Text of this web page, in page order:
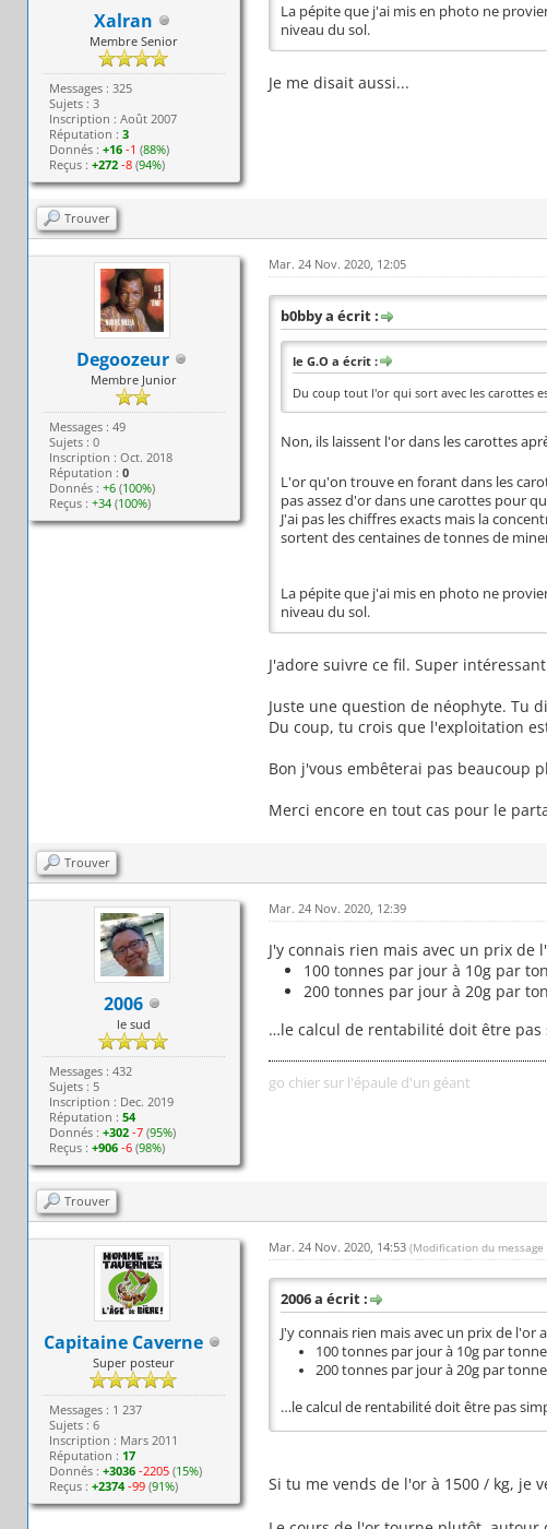
Xalran
Membre Senior
Messages : 325
Sujets : 3
Inscription : Août 2007
Réputation : 3
Donnés : +16 -1 (88%)
Reçus : +272 -8(94%)
La pépite que j'ai mis en photo ne
niveau du sol.
Je me disait aussi...
Trouver
Degoozeur
Membre Junior
Messages : 49
Sujets : 0
Inscription : Oct. 2018
Réputation : 0
Donnés : +6(100%)
Reçus : +34(100%)
Mar. 24 Nov. 2020, 12:05
b0bby a écrit :
le G.O a écrit :
Du coup tout l'or qui sort avec les carottes
Non, ils laissent l'or dans les carottes
L'or qu'on trouve en forant dans les
pas assez d'or dans une carottes pour
J'ai pas les chiffres exacts mais la
sortent des centaines de tonnes de
La pépite que j'ai mis en photo ne
niveau du sol.
J'adore suivre ce fil. Super
Juste une question de néophyte. Tu
Du coup, tu crois que l'exploitation
Bon j'vous embêterai pas beaucoup
Merci encore en tout cas pour le
Trouver
2006
le sud
Messages : 432
Sujets : 5
Inscription : Dec. 2019
Réputation : 54
Donnés : +302 -7(95%)
Reçus : +906 -6(98%)
Mar. 24 Nov. 2020, 12:39
J'y connais rien mais avec un prix de
100 tonnes par jour à 10g par
200 tonnes par jour à 20g par
…le calcul de rentabilité doit être pas
go chier sur l'épaule d'un géant
Trouver
Capitaine Caverne
Super posteur
Messages : 1 237
Sujets : 6
Inscription : Mars 2011
Réputation : 17
Donnés : +3036 -2205(15%)
Reçus : +2374 -99(91%)
Mar. 24 Nov. 2020, 14:53 (Modification du
2006 a écrit :
J'y connais rien mais avec un prix de l'or
100 tonnes par jour à 10g par
200 tonnes par jour à 20g par
…le calcul de rentabilité doit être pas
Si tu me vends de l'or à 1500 / kg, je